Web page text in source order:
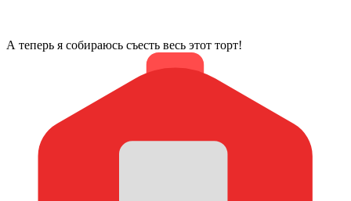
А теперь я собираюсь съесть весь этот торт!